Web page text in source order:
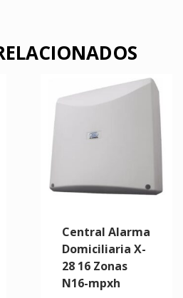
Central Alarma
Domiciliaria X-
28 16 Zonas
N16-mpxh